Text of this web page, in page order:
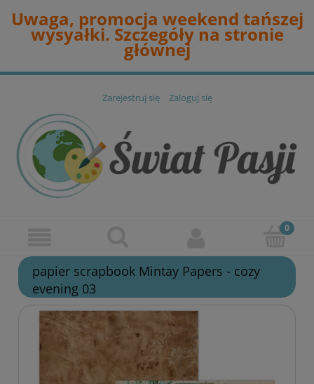
Uwaga, promocja weekend tańszej
wysyałki. Szczegóły na stronie
głównej
Zarejestruj się Zaloguj się
papier scrapbook Mintay Papers - cozy
evening 03